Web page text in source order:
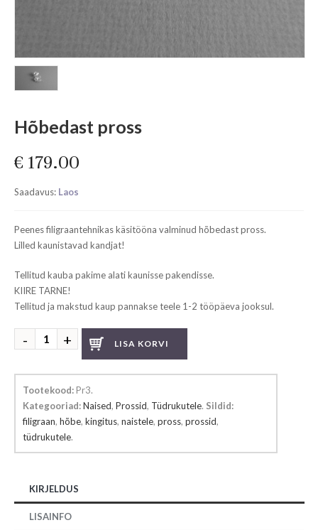
Hõbedast pross
€ 179.00
Saadavus: Laos
Peenes filigraantehnikas käsitööna valminud hõbedast pross.
Lilled kaunistavad kandjat!
Tellitud kauba pakime alati kaunisse pakendisse.
KIIRE TARNE!
Tellitud ja makstud kaup pannakse teele 1-2 tööpäeva jooksul.
Hõbedast
pross
LISA KORVI
Tootekood: Pr3.
Kategooriad:Naised, Prossid, Tüdrukutele. Sildid:
filigraan, hõbe, kingitus, naistele, pross, prossid,
tüdrukutele.
KIRJELDUS
LISAINFO